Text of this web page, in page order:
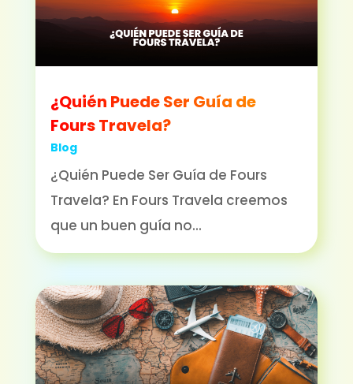
¿Quién Puede Ser Guía de
Fours Travela?
Blog
¿Quién Puede Ser Guía de Fours
Travela? En Fours Travela creemos
que un buen guía no...